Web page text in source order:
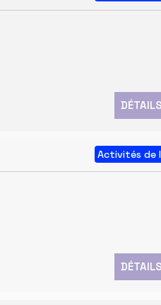
DÉTAILS
Activités de
DÉTAILS